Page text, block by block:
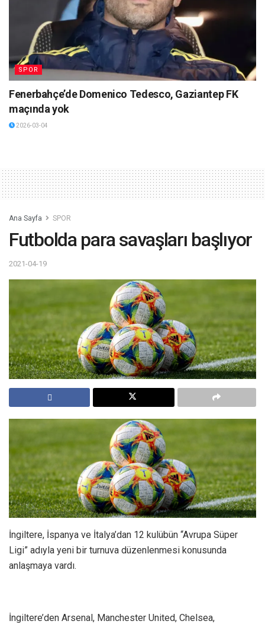
SPOR
Fenerbahçe’de Domenico Tedesco, Gaziantep FK
maçında yok
2026-03-04
Ana Sayfa SPOR
Futbolda para savaşları başlıyor
2021-04-19
İngiltere, İspanya ve İtalya’dan 12 kulübün “Avrupa Süper
Ligi” adıyla yeni bir turnuva düzenlenmesi konusunda
anlaşmaya vardı.
İngiltere’den Arsenal, Manchester United, Chelsea,